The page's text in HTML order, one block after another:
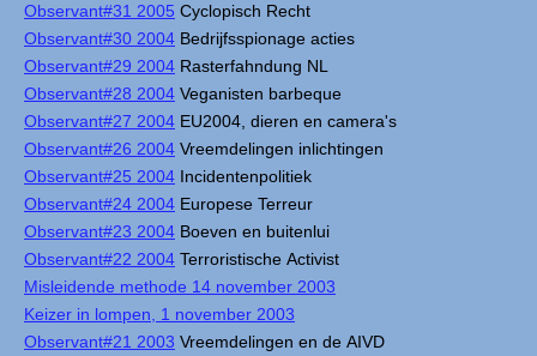
Observant#31 2005 Cyclopisch Recht
Observant#30 2004 Bedrijfsspionage acties
Observant#29 2004 Rasterfahndung NL
Observant#28 2004 Veganisten barbeque
Observant#27 2004 EU2004, dieren en camera's
Observant#26 2004 Vreemdelingen inlichtingen
Observant#25 2004 Incidentenpolitiek
Observant#24 2004 Europese Terreur
Observant#23 2004 Boeven en buitenlui
Observant#22 2004 Terroristische Activist
Misleidende methode 14 november 2003
Keizer in lompen, 1 november 2003
Observant#21 2003 Vreemdelingen en de AIVD